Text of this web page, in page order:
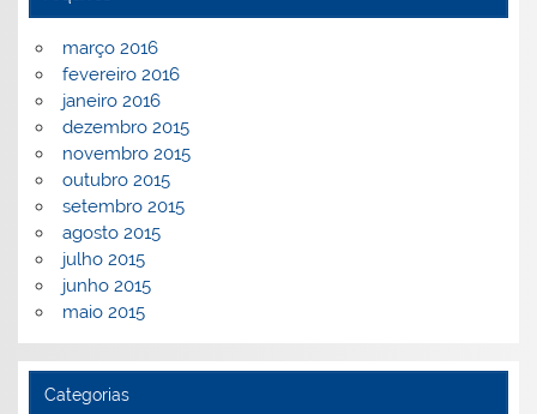
março 2016
fevereiro 2016
janeiro 2016
dezembro 2015
novembro 2015
outubro 2015
setembro 2015
agosto 2015
julho 2015
junho 2015
maio 2015
Categorias